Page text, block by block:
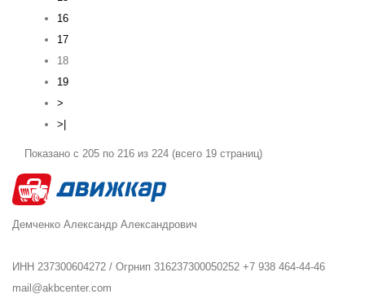
16
17
18
19
>
>|
Показано с 205 по 216 из 224 (всего 19 страниц)
Демченко Александр Александрович
ИНН 237300604272 / Огрнип 316237300050252 +7 938 464-44-46
mail@akbcenter.com